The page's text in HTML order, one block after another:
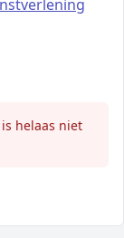
helaas niet